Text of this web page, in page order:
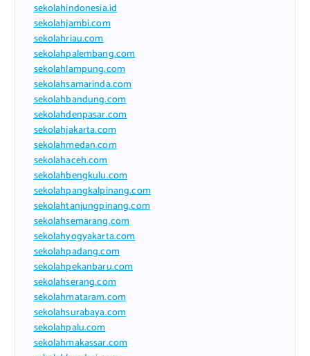
sekolahindonesia.id
sekolahjambi.com
sekolahriau.com
sekolahpalembang.com
sekolahlampung.com
sekolahsamarinda.com
sekolahbandung.com
sekolahdenpasar.com
sekolahjakarta.com
sekolahmedan.com
sekolahaceh.com
sekolahbengkulu.com
sekolahpangkalpinang.com
sekolahtanjungpinang.com
sekolahsemarang.com
sekolahyogyakarta.com
sekolahpadang.com
sekolahpekanbaru.com
sekolahserang.com
sekolahmataram.com
sekolahsurabaya.com
sekolahpalu.com
sekolahmakassar.com